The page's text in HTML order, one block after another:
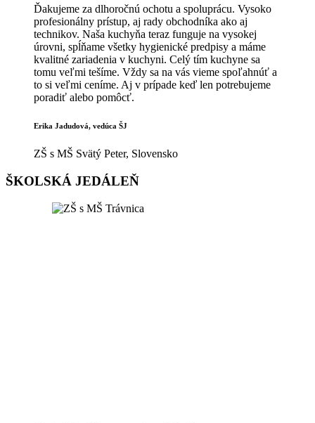
Ďakujeme za dlhoročnú ochotu a spoluprácu. Vysoko
profesionálny prístup, aj rady obchodníka ako aj
technikov. Naša kuchyňa teraz funguje na vysokej
úrovni, spĺňame všetky hygienické predpisy a máme
kvalitné zariadenia v kuchyni. Celý tím kuchyne sa
tomu veľmi tešíme. Vždy sa na vás vieme spoľahnúť a
to si veľmi ceníme. Aj v prípade keď len potrebujeme
poradiť alebo pomôcť.
Erika Jadudová, vedúca ŠJ
ZŠ s MŠ Svätý Peter, Slovensko
ŠKOLSKÁ JEDÁLEŇ